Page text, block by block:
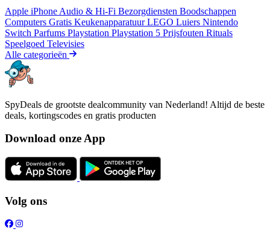
Apple iPhone Audio & Hi-Fi Bezorgdiensten Boodschappen
Computers Gratis KeukenapparatuurLEGO Luiers Nintendo
Switch Parfums Playstation Playstation 5 Prijsfouten Rituals
Speelgoed Televisies
Alle categorieën
SpyDeals de grootste dealcommunity van Nederland! Altijd de beste
deals, kortingscodes en gratis producten
Download onze App
Volg ons